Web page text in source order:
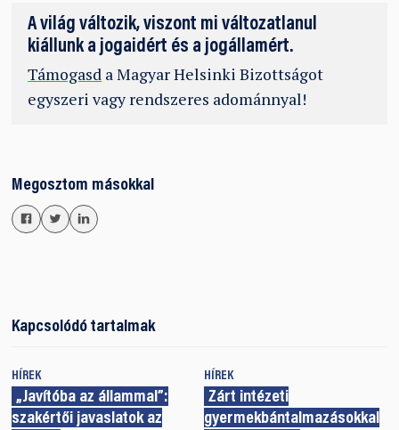
A világ változik, viszont mi változatlanul
kiállunk a jogaidért és a jogállamért.
Támogasd a Magyar Helsinki Bizottságot
egyszeri vagy rendszeres adománnyal!
Megosztom másokkal
Kapcsolódó tartalmak
HÍREK
„Javítóba az állammal”:
szakértői javaslatok az
HÍREK
Zárt intézeti
gyermekbántalmazásokkal